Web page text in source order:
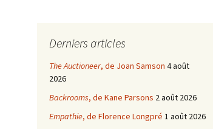
Derniers articles
The Auctioneer, de Joan Samson 4 août
2026
Backrooms, de Kane Parsons 2 août 2026
Empathie, de Florence Longpré 1 août 2026